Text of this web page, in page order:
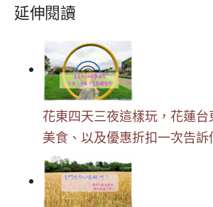
延伸閱讀
花東四天三夜這樣玩，花蓮台
美食、以及優惠折扣一次告訴